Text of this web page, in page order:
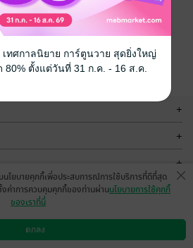
+
+
+
วิธีการใช้งาน ติดต่อเรา
นโยบายคุกกี้เพื่อประสบการณ์การใช้บริการที่ดีที่สุด
ค่าการควบคุมคุกกี้ของท่านผ่านนโยบายการใช้คุกกี้
ของเราที่นี่
ตกลง
เทศกาลนิยาย การ์ตูนวาย สุดยิ่งใหญ่
ตั้งแต่วันที่ 31 ก.ค. - 16 ส.ค.